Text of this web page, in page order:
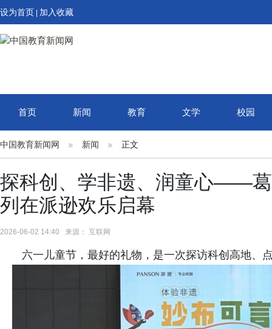
设为首页 加入收藏
首页 新闻 教育 文学 校园
中国教育新闻网 新闻 正文
探科创、学非遗、润童心——葛
列在派逊欢乐启幕
2026-06-02 14:40 来源： 互联网
六一儿童节，最好的礼物，是一次探访科创高地、